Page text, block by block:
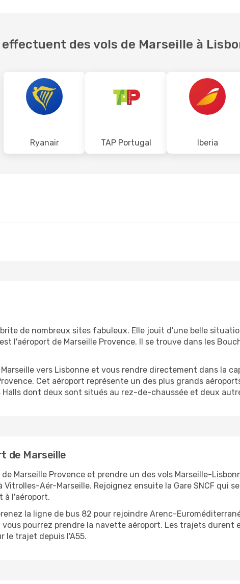
des vols de Marseille à
Ryanair TAP Portugal Iberia
de nombreux sites fabuleux. Elle jouit d'une belle
l'aéroport de Marseille Provence. Il se trouve dans les
vers Lisbonne et vous rendre directement dans la
Cet aéroport représente un des plus grands
Halls dont deux sont situés au rez-de-chaussée et deux
de Marseille
Marseille Provence et prendre un des vols Marseille-
Aér-Marseille. Rejoignez ensuite la Gare SNCF qui
à l'aéroport.
la ligne de bus 82 pour rejoindre Arenc-
vous pourrez prendre la navette aéroport. Les trajets
le trajet depuis l'A55.